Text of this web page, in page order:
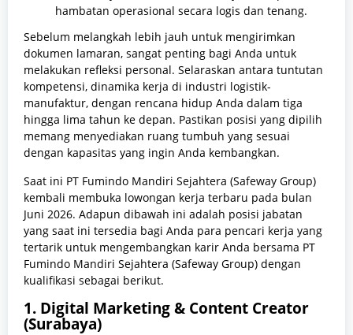
hambatan operasional secara logis dan tenang.
Sebelum melangkah lebih jauh untuk mengirimkan
dokumen lamaran, sangat penting bagi Anda untuk
melakukan refleksi personal. Selaraskan antara tuntutan
kompetensi, dinamika kerja di industri logistik-
manufaktur, dengan rencana hidup Anda dalam tiga
hingga lima tahun ke depan. Pastikan posisi yang dipilih
memang menyediakan ruang tumbuh yang sesuai
dengan kapasitas yang ingin Anda kembangkan.
Saat ini PT Fumindo Mandiri Sejahtera (Safeway Group)
kembali membuka lowongan kerja terbaru pada bulan
Juni 2026. Adapun dibawah ini adalah posisi jabatan
yang saat ini tersedia bagi Anda para pencari kerja yang
tertarik untuk mengembangkan karir Anda bersama PT
Fumindo Mandiri Sejahtera (Safeway Group) dengan
kualifikasi sebagai berikut.
1. Digital Marketing & Content Creator
(Surabaya)